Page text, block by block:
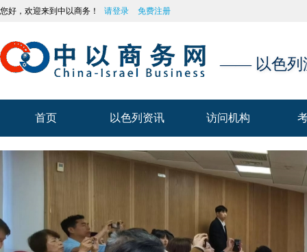
您好，欢迎来到中以商务！ 请登录 免费注册
—— 以色列
首页 以色列资讯
以色列资讯
访问机构
访问机构